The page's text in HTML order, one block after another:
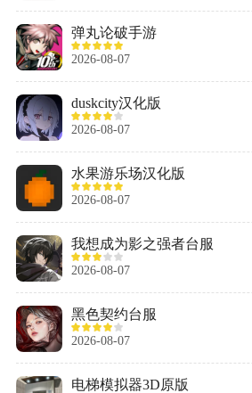
弹丸论破手游
2026-08-07
duskcity汉化版
2026-08-07
水果游乐场汉化版
2026-08-07
我想成为影之强者台服
2026-08-07
黑色契约台服
2026-08-07
电梯模拟器3D原版